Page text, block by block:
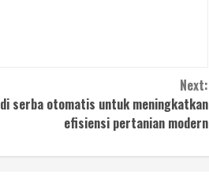
Next:
serba otomatis untuk meningkatkan
efisiensi pertanian modern